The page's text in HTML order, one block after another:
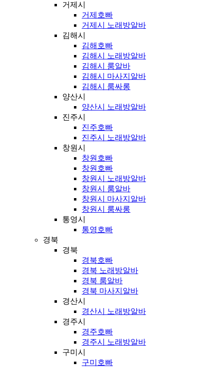
거제시
거제호빠
거제시 노래방알바
김해시
김해호빠
김해시 노래방알바
김해시 룸알바
김해시 마사지알바
김해시 룸싸롱
양산시
양산시 노래방알바
진주시
진주호빠
진주시 노래방알바
창원시
창원호빠
창원호빠
창원시 노래방알바
창원시 룸알바
창원시 마사지알바
창원시 룸싸롱
통영시
통영호빠
경북
경북
경북호빠
경북 노래방알바
경북 룸알바
경북 마사지알바
경산시
경산시 노래방알바
경주시
경주호빠
경주시 노래방알바
구미시
구미호빠